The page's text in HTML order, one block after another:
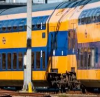
Taylor Swift officieel
Kelce
1 month ago